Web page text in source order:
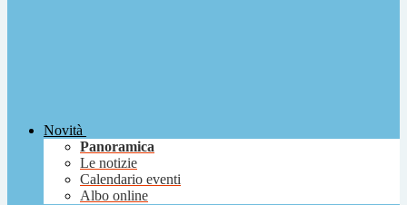
Novità
Panoramica
Le notizie
Calendario eventi
Albo online